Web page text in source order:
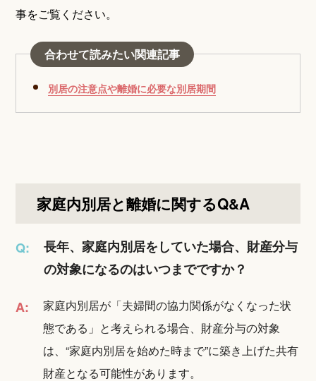
事をご覧ください。
合わせて読みたい関連記事
別居の注意点や離婚に必要な別居期間
家庭内別居と離婚に関するQ&A
Q:
長年、家庭内別居をしていた場合、財産分与
の対象になるのはいつまでですか？
A:
家庭内別居が「夫婦間の協力関係がなくなった状
態である」と考えられる場合、財産分与の対象
は、“家庭内別居を始めた時まで”に築き上げた共有
財産となる可能性があります。